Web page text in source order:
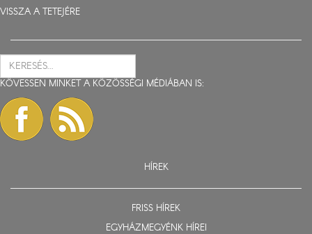
VISSZA A TETEJÉRE
KÖVESSEN MINKET A KÖZÖSSÉGI MÉDIÁBAN IS:
HÍREK
FRISS HÍREK
EGYHÁZMEGYÉNK HÍREI